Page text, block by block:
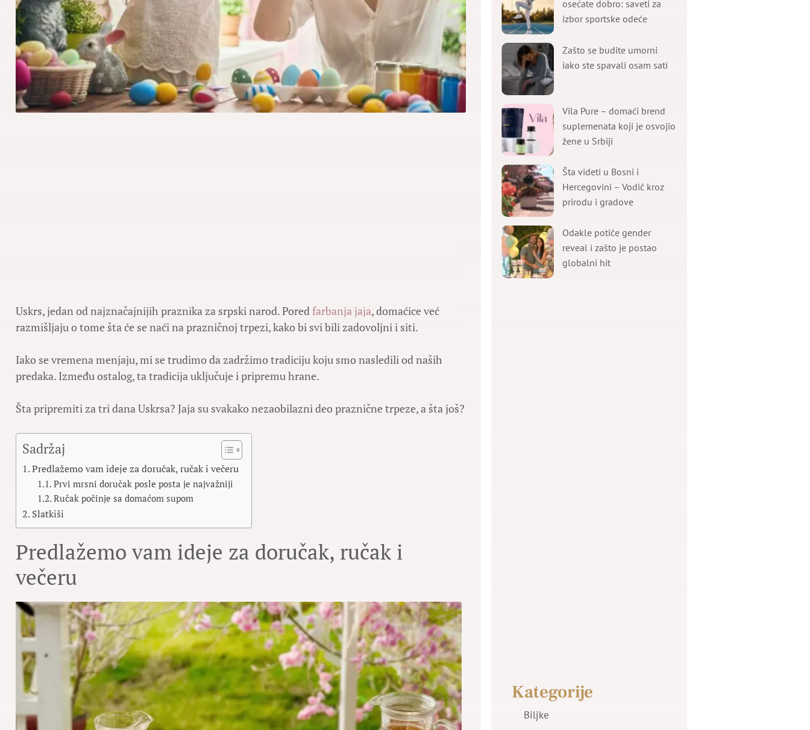
Uskrs, jedan od najznačajnijih praznika za srpski narod. Poredfarbanja jaja, domaćice već
razmišljaju o tome šta će se naći na prazničnoj trpezi, kako bi svi bili zadovoljni i siti.
Iako se vremena menjaju, mi se trudimo da zadržimo tradiciju koju smo nasledili od naših
predaka. Između ostalog, ta tradicija uključuje i pripremu hrane.
Šta pripremiti za tri dana Uskrsa? Jaja su svakako nezaobilazni deo praznične trpeze, a šta još?
Sadržaj
Predlažemo vam ideje za doručak, ručak i večeru
Prvi mrsni doručak posle posta je najvažniji
Ručak počinje sa domaćom supom
Slatkiši
Predlažemo vam ideje za doručak, ručak i
večeru
osećate dobro: saveti za
izbor sportske odeće
Zašto se budite umorni
iako ste spavali osam sati
Vila Pure – domaći brend
suplemenata koji je osvojio
žene u Srbiji
Šta videti u Bosni i
Hercegovini – Vodič kroz
prirodu i gradove
Odakle potiče gender
reveal i zašto je postao
globalni hit
Kategorije
Biljke